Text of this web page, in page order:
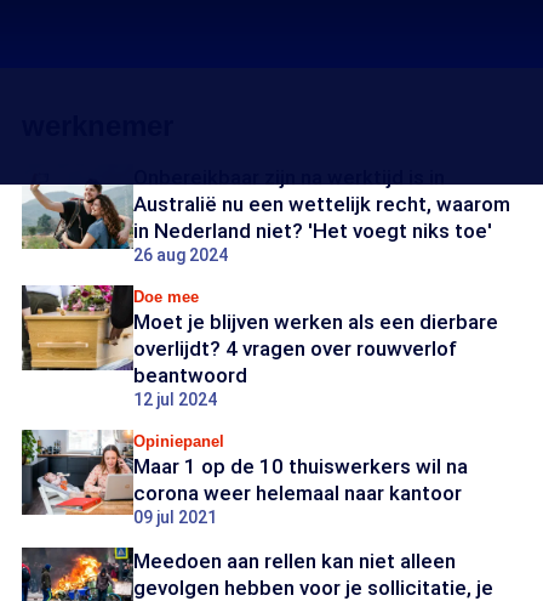
Australië nu een wettelijk recht, waarom
in Nederland niet? 'Het voegt niks toe'
26 aug 2024
Doe mee
Moet je blijven werken als een dierbare
overlijdt? 4 vragen over rouwverlof
beantwoord
12 jul 2024
Opiniepanel
Maar 1 op de 10 thuiswerkers wil na
corona weer helemaal naar kantoor
09 jul 2021
Meedoen aan rellen kan niet alleen
gevolgen hebben voor je sollicitatie, je